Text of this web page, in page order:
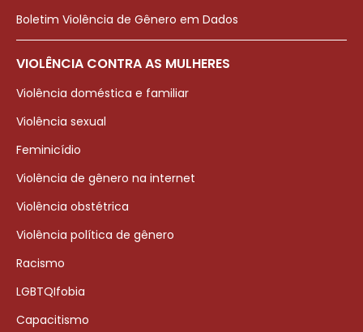
Boletim Violência de Gênero em Dados
VIOLÊNCIA CONTRA AS MULHERES
Violência doméstica e familiar
Violência sexual
Feminicídio
Violência de gênero na internet
Violência obstétrica
Violência política de gênero
Racismo
LGBTQIfobia
Capacitismo